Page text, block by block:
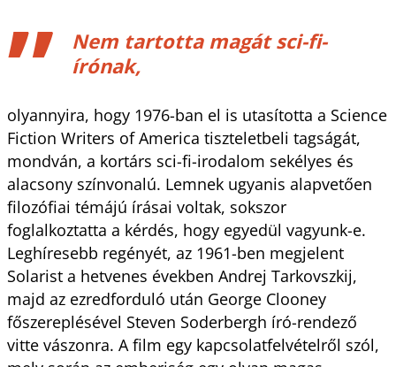
Nem tartotta magát sci-fi-
írónak,
olyannyira, hogy 1976-ban el is utasította a Science
Fiction Writers of America tiszteletbeli tagságát,
mondván, a kortárs sci-fi-irodalom sekélyes és
alacsony színvonalú. Lemnek ugyanis alapvetően
filozófiai témájú írásai voltak, sokszor
foglalkoztatta a kérdés, hogy egyedül vagyunk-e.
Leghíresebb regényét, az 1961-ben megjelent
Solarist a hetvenes években Andrej Tarkovszkij,
majd az ezredforduló után George Clooney
főszereplésével Steven Soderbergh író-rendező
vitte vászonra. A film egy kapcsolatfelvételről szól,